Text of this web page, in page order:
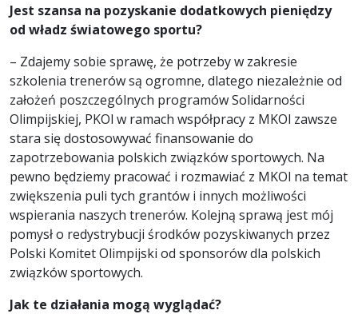
Jest szansa na pozyskanie dodatkowych pieniędzy
od władz światowego sportu?
– Zdajemy sobie sprawę, że potrzeby w zakresie
szkolenia trenerów są ogromne, dlatego niezależnie od
założeń poszczególnych programów Solidarności
Olimpijskiej, PKOl w ramach współpracy z MKOl zawsze
stara się dostosowywać finansowanie do
zapotrzebowania polskich związków sportowych. Na
pewno będziemy pracować i rozmawiać z MKOl na temat
zwiększenia puli tych grantów i innych możliwości
wspierania naszych trenerów. Kolejną sprawą jest mój
pomysł o redystrybucji środków pozyskiwanych przez
Polski Komitet Olimpijski od sponsorów dla polskich
związków sportowych.
Jak te działania mogą wyglądać?